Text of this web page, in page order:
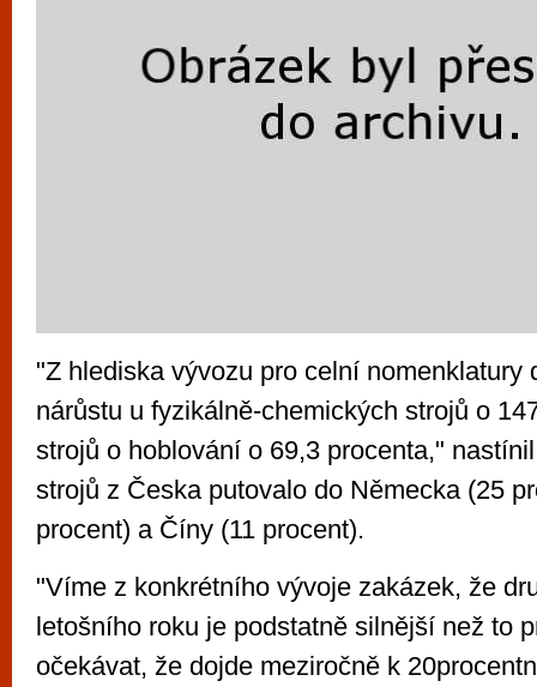
"Z hlediska vývozu pro celní nomenklatury
nárůstu u fyzikálně-chemických strojů o
strojů o hoblování o 69,3 procenta,"
strojů z Česka putovalo do Německa (25
procent) a Číny (11 procent).
"Víme z konkrétního vývoje zakázek, že
letošního roku je podstatně silnější než to
očekávat, že dojde meziročně k